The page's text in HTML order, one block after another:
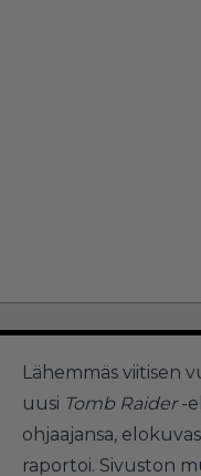
Lähemmäs viitisen
uusi Tomb Raider-
ohjaajansa,
raportoi. Sivuston